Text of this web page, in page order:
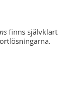
finns självklart